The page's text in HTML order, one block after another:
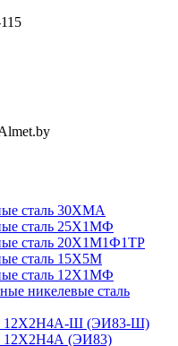
сталь 30ХМА
сталь 25Х1МФ
сталь 20Х1М1Ф1ТР
сталь 15Х5М
сталь 12Х1МФ
никелевые сталь
12Х2Н4А-Ш (ЭИ83-Ш)
12Х2Н4А (ЭИ83)